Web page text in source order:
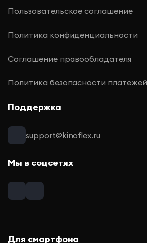
Пользовательское соглашение
Политика конфиденциальности
Соглашение правообладателя
Политика безопасности платежей
Поддержка
support@kinoflex.ru
Мы в соцсетях
Для смартфона